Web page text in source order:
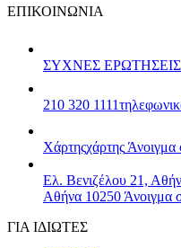
ΕΠΙΚΟΙΝΩΝΙΑ
ΣΥΧΝΕΣ
210 320 1111
Χάρτηςχάρτης Άνοιγμα
Ελ. Βενιζέλου 21,
Αθήνα 10250 Άνοιγμα
ΓΙΑ ΙΔΙΩΤΕΣ